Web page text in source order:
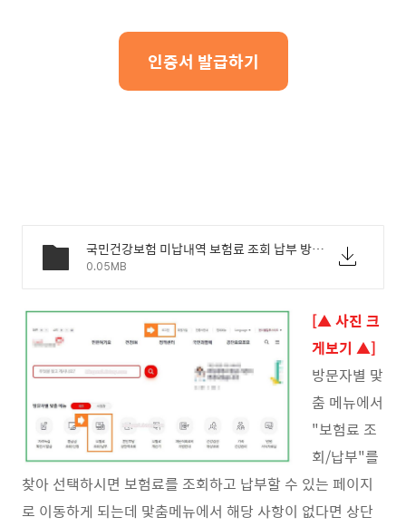
인증서 발급하기
국민건강보험 미납내역 보험료 조회 납부 방법 - 01.jpg
0.05MB
[▲ 사진 크
게보기 ▲]
방문자별 맟
춤 메뉴에서
"보험료 조
회/납부"를
찾아 선택하시면 보험료를 조회하고 납부할 수 있는 페이지
로 이동하게 되는데 맟춤메뉴에서 해당 사항이 없다면 상단